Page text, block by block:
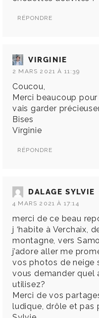
RÉPONDRE
VIRGINIE
2 MARS 2021 À 11:39
Coucou,
Merci beaucoup
vais garder
Bises
Virginie
RÉPONDRE
DALAGE SYLVIE
4 MARS 2021 À 17:14
merci de ce beau
j ‘habite à Verchaix,
montagne, vers
j’adore aller me
vos photos de neige
vous demander quel
utilisez?
Merci de vos
ludique, drôle et pas